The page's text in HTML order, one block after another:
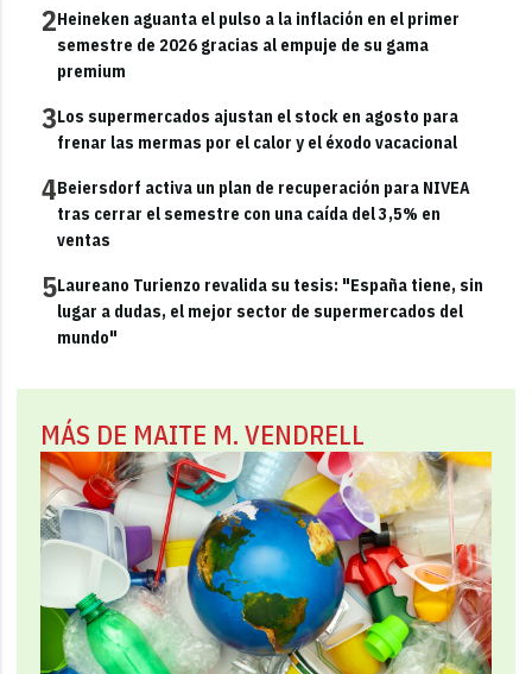
2Heineken aguanta el pulso a la inflación en el primer
semestre de 2026 gracias al empuje de su gama
premium
3Los supermercados ajustan el stock en agosto para
frenar las mermas por el calor y el éxodo vacacional
4Beiersdorf activa un plan de recuperación para NIVEA
tras cerrar el semestre con una caída del 3,5% en
ventas
5Laureano Turienzo revalida su tesis: "España tiene, sin
lugar a dudas, el mejor sector de supermercados del
mundo"
MÁS DE MAITE M. VENDRELL